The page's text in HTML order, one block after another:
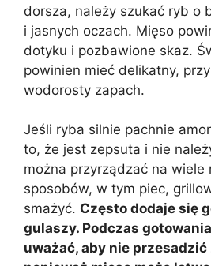
dorsza, należy szukać ryb o
i jasnych oczach. Mięso
dotyku i pozbawione skaz.
powinien mieć delikatny,
wodorosty zapach.
Jeśli ryba silnie pachnie
to, że jest zepsuta i nie
można przyrządzać na wiele
sposobów, w tym piec,
smażyć. Często dodaje się
gulaszy. Podczas
uważać, aby nie